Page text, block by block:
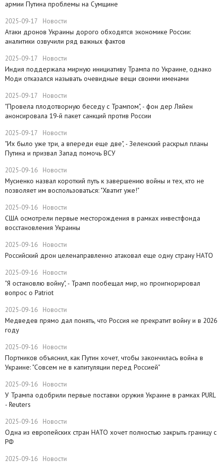
армии Путина проблемы на Сумщине
2025-09-17 Новости
​Атаки дронов Украины дорого обходятся экономике России:
аналитики озвучили ряд важных фактов
2025-09-17 Новости
​Индия поддержала мирную инициативу Трампа по Украине, однако
Моди отказался называть очевидные вещи своими именами
2025-09-17 Новости
​"Провела плодотворную беседу с Трампом", - фон дер Ляйен
анонсировала 19-й пакет санкций против России
2025-09-17 Новости
​"Их было уже три, а впереди еще две", - Зеленский раскрыл планы
Путина и призвал Запад помочь ВСУ
2025-09-16 Новости
Мусиенко назвал короткий путь к завершению войны и тех, кто не
позволяет им воспользоваться: "Хватит уже!"
2025-09-16 Новости
США осмотрели первые месторождения в рамках инвестфонда
восстановления Украины
2025-09-16 Новости
Российский дрон целенаправленно атаковал еще одну страну НАТО
2025-09-16 Новости
​"Я остановлю войну", - Трамп пообещал мир, но проигнорировал
вопрос о Patriot
2025-09-16 Новости
Медведев прямо дал понять, что Россия не прекратит войну и в 2026
году
2025-09-16 Новости
Портников объяснил, как Путин хочет, чтобы закончилась война в
Украине: "Совсем не в капитуляции перед Россией"
2025-09-16 Новости
У Трампа одобрили первые поставки оружия Украине в рамках PURL
- Reuters
2025-09-16 Новости
Одна из европейских стран НАТО хочет полностью закрыть границу с
РФ
2025-09-16 Новости